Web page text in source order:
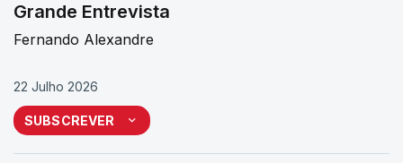
Grande Entrevista
Fernando Alexandre
22 Julho 2026
SUBSCREVER